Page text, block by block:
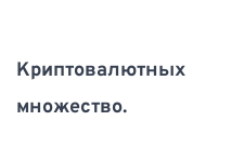
множество.